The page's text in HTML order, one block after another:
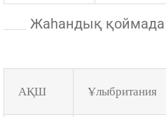
Жаһандық
АҚШ Ұлыбритания